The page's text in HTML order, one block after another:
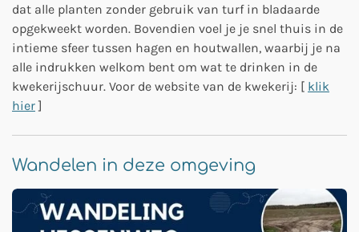
dat alle planten zonder gebruik van turf in bladaarde
opgekweekt worden. Bovendien voel je je snel thuis in de
intieme sfeer tussen hagen en houtwallen, waarbij je na
alle indrukken welkom bent om wat te drinken in de
kwekerijschuur. Voor de website van de kwekerij: [ klik
hier]
Wandelen in deze omgeving